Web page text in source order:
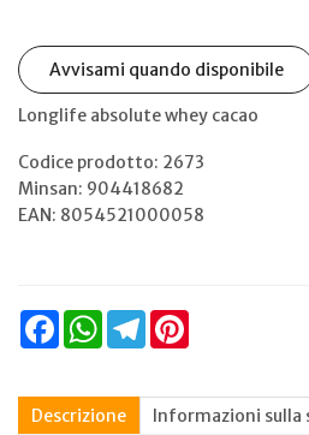
Avvisami quando disponibile
Longlife absolute whey cacao
Codice prodotto: 2673
Minsan: 904418682
EAN: 8054521000058
FacebookWhatsAppTelegram
Descrizione Informazioni sulla